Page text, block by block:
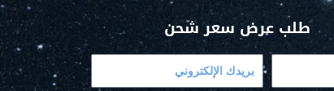
طلب عرض سعر شحن